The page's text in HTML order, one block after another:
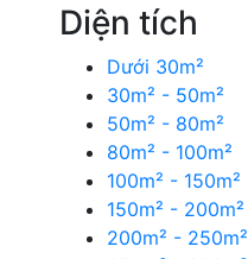
Diện tích
Dưới 30m²
30m² - 50m²
50m² - 80m²
80m² - 100m²
100m² - 150m²
150m² - 200m²
200m² - 250m²